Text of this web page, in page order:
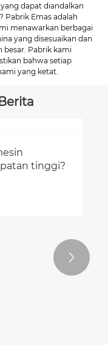
dapat diandalkan
Pabrik Emas adalah
menawarkan berbagai
yang disesuaikan dan
Pabrik kami
bahwa setiap
yang ketat.